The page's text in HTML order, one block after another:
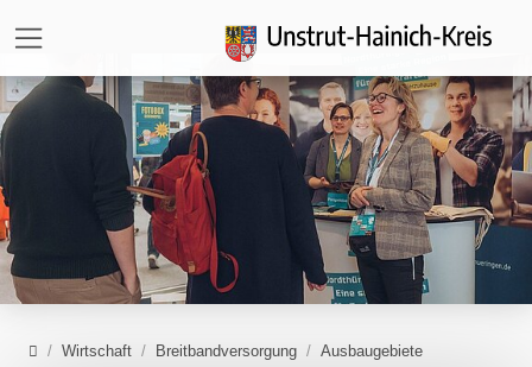
HomeWirtschaft Breitbandversorgung Ausbaugebiete